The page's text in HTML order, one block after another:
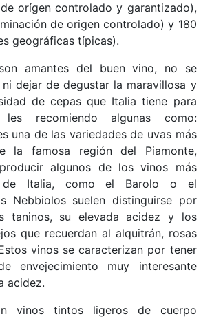
orígen controlado y garantizado),
de origen controlado) y 180
geográficas típicas).
amantes del buen vino, no se
ni dejar de degustar la maravillosa y
de cepas que Italia tiene para
recomiendo algunas como:
una de las variedades de uvas más
la famosa región del Piamonte,
algunos de los vinos más
de Italia, como el Barolo o el
Nebbiolos suelen distinguirse por
taninos, su elevada acidez y los
que recuerdan al alquitrán, rosas
vinos se caracterizan por tener
envejecimiento muy interesante
acidez.
vinos tintos ligeros de cuerpo